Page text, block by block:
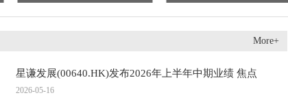
More+
星谦发展(00640.HK)发布2026年上半年中期业绩 焦点
2026-05-16